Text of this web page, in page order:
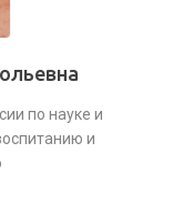
по науке и
и